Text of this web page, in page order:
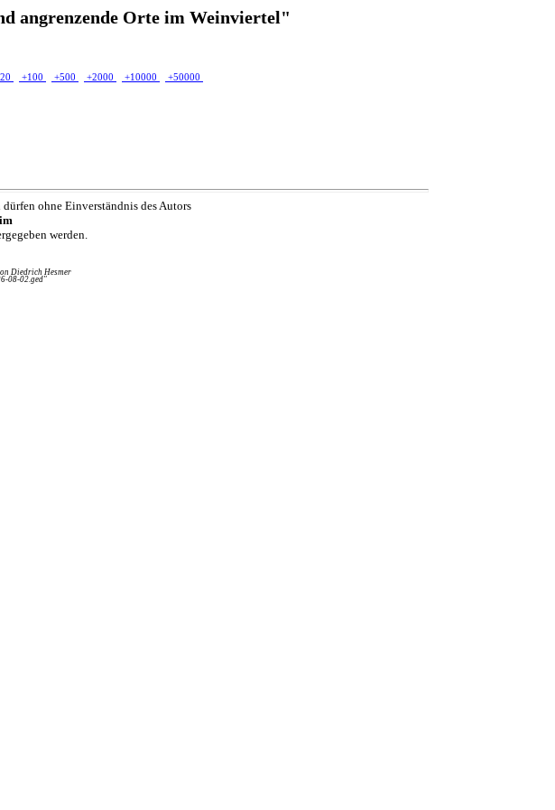
angrenzende Orte im Weinviertel"
+100 +500 +2000 +10000 +50000
ohne Einverständnis des Autors
werden.
Diedrich Hesmer
08-02.ged"